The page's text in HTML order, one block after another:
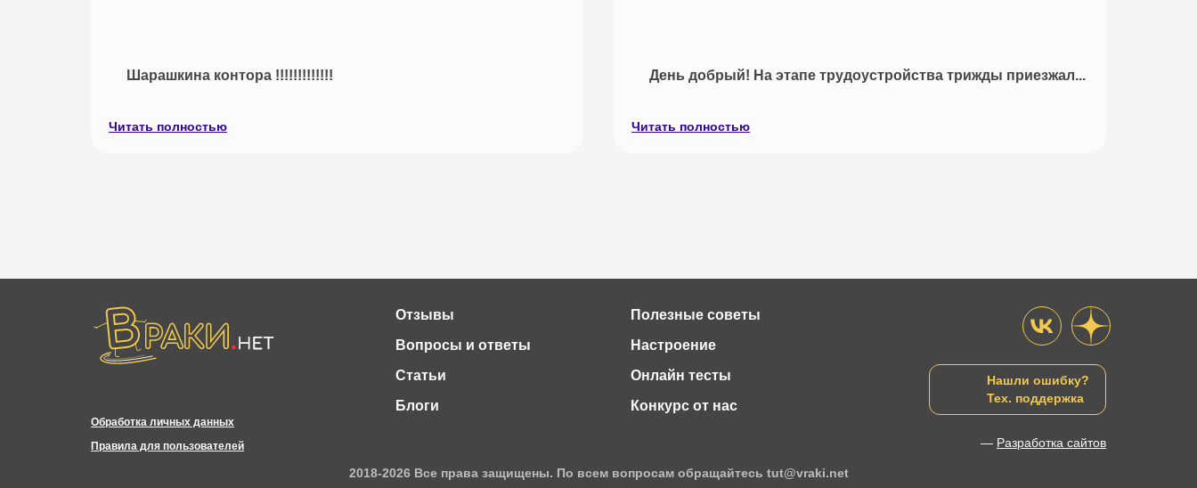
Шарашкина контора !!!!!!!!!!!!!
Читать полностью
День добрый! На этапе трудоустройства трижды приезжал...
Читать полностью
Обработка личных данных
Правила для пользователей
Отзывы
Вопросы и ответы
Статьи
Блоги
Полезные советы
Настроение
Онлайн тесты
Конкурс от нас
Нашли ошибку?
Тех. поддержка
— Разработка сайтов
2018-2026 Все права защищены. По всем вопросам обращайтесь tut@vraki.net